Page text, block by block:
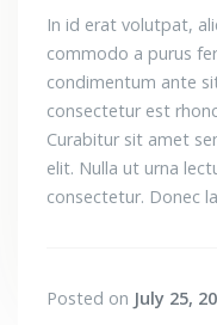
In id erat volutpat,
commodo a purus
condimentum ante
consectetur est
Curabitur sit amet
elit. Nulla ut urna
consectetur. Donec
Posted on July 25,